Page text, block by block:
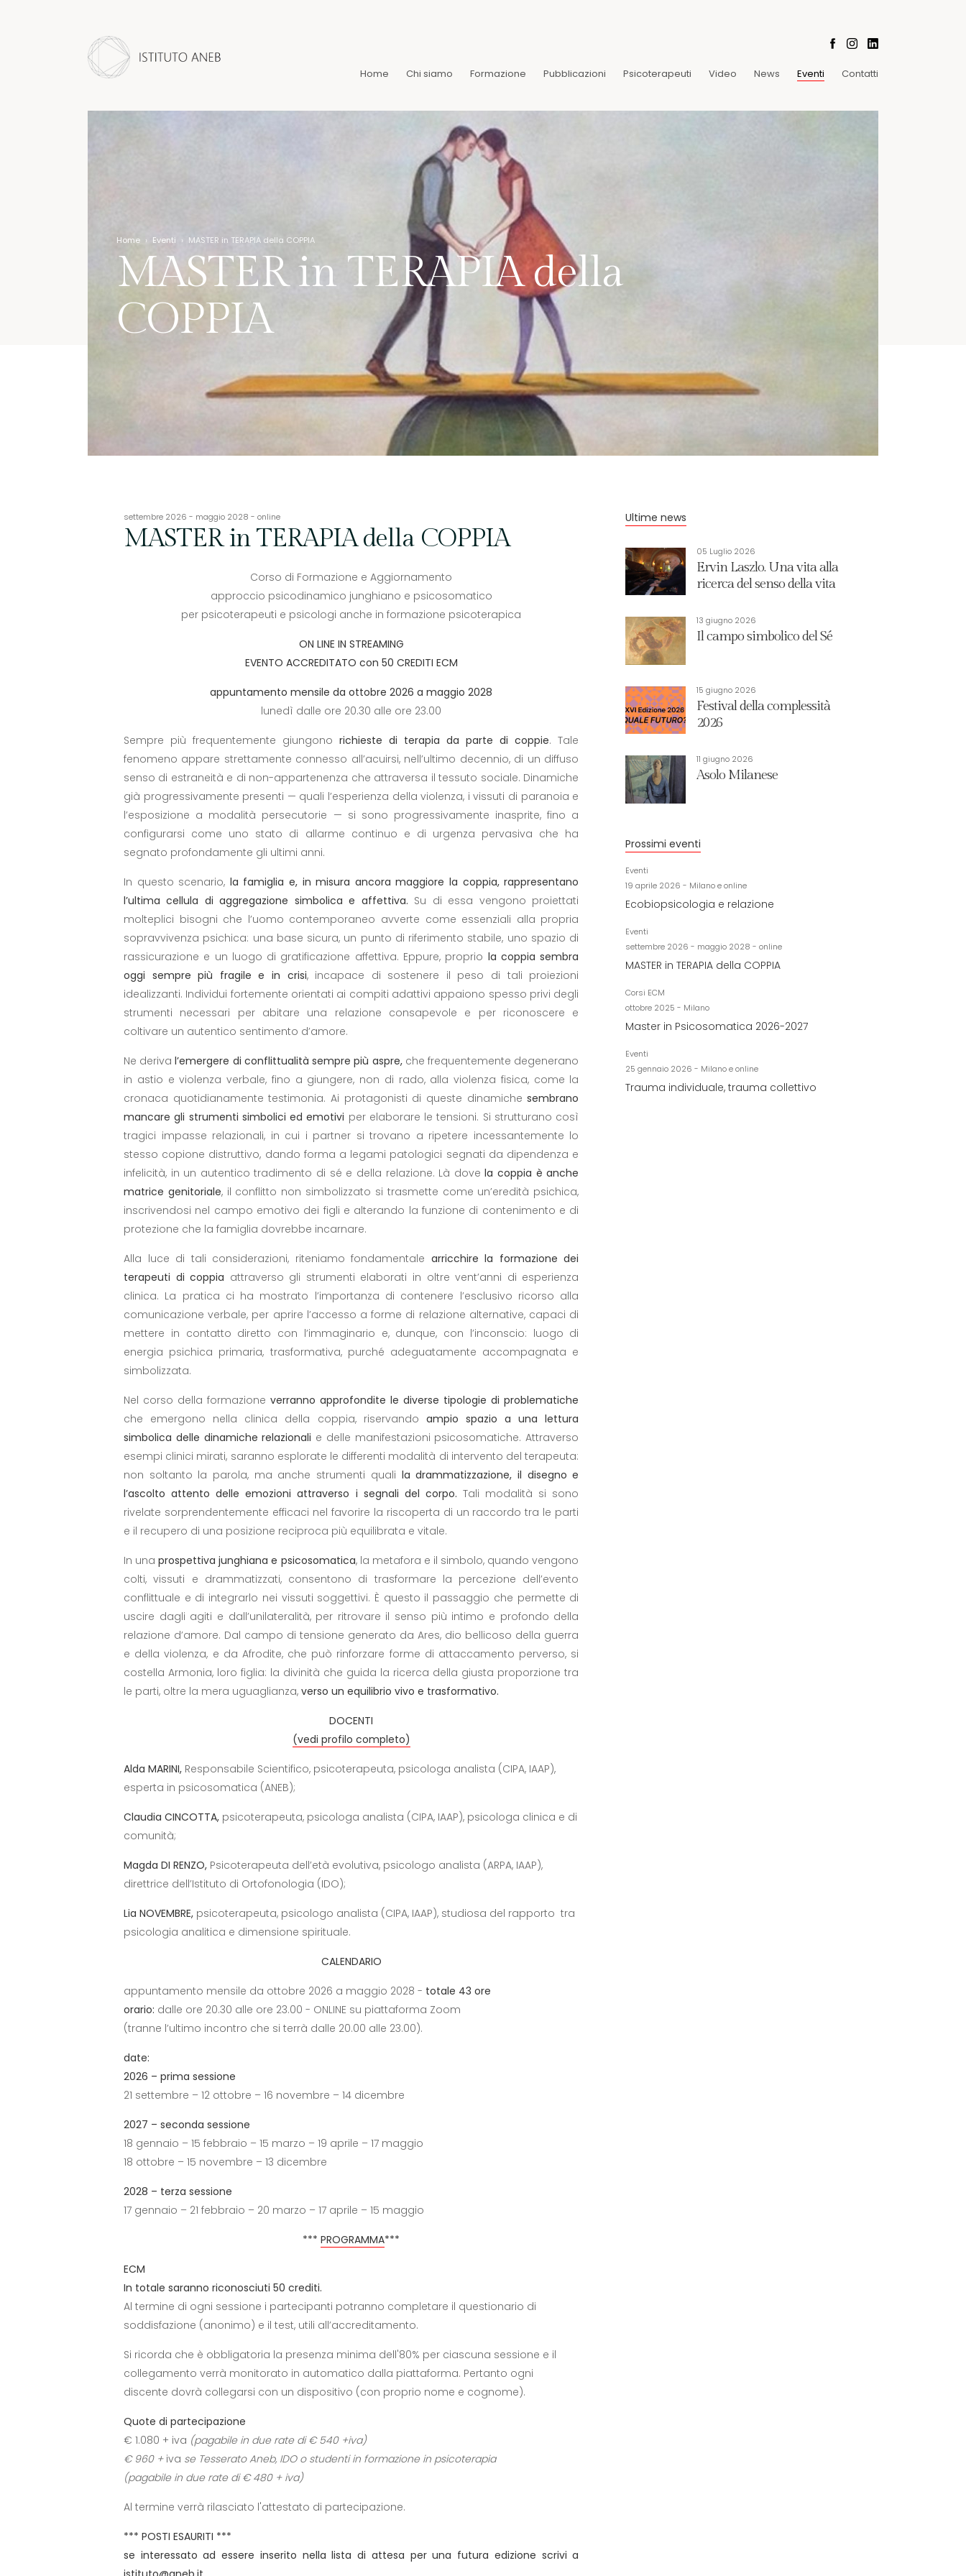
Home Chi siamo Formazione Pubblicazioni Psicoterapeuti Video News Eventi Contatti
Home › Eventi › MASTER in TERAPIA della COPPIA
MASTER in TERAPIA della
COPPIA
settembre 2026 - maggio 2028 - online
MASTER in TERAPIA della COPPIA
Corso di Formazione e Aggiornamento
approccio psicodinamico junghiano e psicosomatico
per psicoterapeuti e psicologi anche in formazione psicoterapica
ON LINE IN STREAMING
EVENTO ACCREDITATO con 50 CREDITI ECM
appuntamento mensile da ottobre 2026 a maggio 2028
lunedì dalle ore 20.30 alle ore 23.00
Sempre più frequentemente giungonorichieste di terapia da parte di coppie. Tale
fenomeno appare strettamente connesso all’acuirsi, nell’ultimo decennio, di un diffuso
senso di estraneità e di non-appartenenza che attraversa il tessuto sociale. Dinamiche
già progressivamente presenti — quali l’esperienza della violenza, i vissuti di paranoia e
l’esposizione a modalità persecutorie — si sono progressivamente inasprite, fino a
configurarsi come uno stato di allarme continuo e di urgenza pervasiva che ha
segnato profondamente gli ultimi anni.
In questo scenario, la famiglia e, in misura ancora maggiore la coppia, rappresentano
l’ultima cellula di aggregazione simbolica e affettiva. Su di essa vengono proiettati
molteplici bisogni che l’uomo contemporaneo avverte come essenziali alla propria
sopravvivenza psichica: una base sicura, un punto di riferimento stabile, uno spazio di
rassicurazione e un luogo di gratificazione affettiva. Eppure, proprio la coppia sembra
oggi sempre più fragile e in crisi, incapace di sostenere il peso di tali proiezioni
idealizzanti. Individui fortemente orientati ai compiti adattivi appaiono spesso privi degli
strumenti necessari per abitare una relazione consapevole e per riconoscere e
coltivare un autentico sentimento d’amore.
Ne derival’emergere di conflittualità sempre più aspre,che frequentemente degenerano
in astio e violenza verbale, fino a giungere, non di rado, alla violenza fisica, come la
cronaca quotidianamente testimonia. Ai protagonisti di queste dinamichesembrano
mancare gli strumenti simbolici ed emotivi per elaborare le tensioni. Si strutturano così
tragici impasse relazionali, in cui i partner si trovano a ripetere incessantemente lo
stesso copione distruttivo, dando forma a legami patologici segnati da dipendenza e
infelicità, in un autentico tradimento di sé e della relazione. Là dovela coppia è anche
matrice genitoriale, il conflitto non simbolizzato si trasmette come un’eredità psichica,
inscrivendosi nel campo emotivo dei figli e alterando la funzione di contenimento e di
protezione che la famiglia dovrebbe incarnare.
Alla luce di tali considerazioni, riteniamo fondamentale arricchire la formazione dei
terapeuti di coppia attraverso gli strumenti elaborati in oltre vent’anni di esperienza
clinica. La pratica ci ha mostrato l’importanza di contenere l’esclusivo ricorso alla
comunicazione verbale, per aprire l’accesso a forme di relazione alternative, capaci di
mettere in contatto diretto con l’immaginario e, dunque, con l’inconscio: luogo di
energia psichica primaria, trasformativa, purché adeguatamente accompagnata e
simbolizzata.
Nel corso della formazioneverranno approfondite le diverse tipologie di problematiche
che emergono nella clinica della coppia, riservando ampio spazio a una lettura
simbolica delle dinamiche relazionali e delle manifestazioni psicosomatiche. Attraverso
esempi clinici mirati, saranno esplorate le differenti modalità di intervento del terapeuta:
non soltanto la parola, ma anche strumenti quali la drammatizzazione, il disegno e
l’ascolto attento delle emozioni attraverso i segnali del corpo. Tali modalità si sono
rivelate sorprendentemente efficaci nel favorire la riscoperta di un raccordo tra le parti
e il recupero di una posizione reciproca più equilibrata e vitale.
In unaprospettiva junghiana e psicosomatica, la metafora e il simbolo, quando vengono
colti, vissuti e drammatizzati, consentono di trasformare la percezione dell’evento
conflittuale e di integrarlo nei vissuti soggettivi. È questo il passaggio che permette di
uscire dagli agiti e dall’unilateralità, per ritrovare il senso più intimo e profondo della
relazione d’amore. Dal campo di tensione generato da Ares, dio bellicoso della guerra
e della violenza, e da Afrodite, che può rinforzare forme di attaccamento perverso, si
costella Armonia, loro figlia: la divinità che guida la ricerca della giusta proporzione tra
le parti, oltre la mera uguaglianza, verso un equilibrio vivo e trasformativo.
DOCENTI
(vedi profilo completo)
Alda MARINI, Responsabile Scientifico, psicoterapeuta, psicologa analista (CIPA, IAAP),
esperta in psicosomatica (ANEB);
Claudia CINCOTTA, psicoterapeuta, psicologa analista (CIPA, IAAP), psicologa clinica e di
comunità;
Magda DI RENZO, Psicoterapeuta dell’età evolutiva, psicologo analista (ARPA, IAAP),
direttrice dell’Istituto di Ortofonologia (IDO);
Lia NOVEMBRE, psicoterapeuta, psicologo analista (CIPA, IAAP), studiosa del rapporto tra
psicologia analitica e dimensione spirituale.
CALENDARIO
appuntamento mensile da ottobre 2026 a maggio 2028 - totale 43 ore
orario: dalle ore 20.30 alle ore 23.00 - ONLINE su piattaforma Zoom
(tranne l’ultimo incontro che si terrà dalle 20.00 alle 23.00).
date:
2026 – prima sessione
21 settembre – 12 ottobre – 16 novembre – 14 dicembre
2027 – seconda sessione
18 gennaio – 15 febbraio – 15 marzo – 19 aprile – 17 maggio
18 ottobre – 15 novembre – 13 dicembre
2028 – terza sessione
17 gennaio – 21 febbraio – 20 marzo – 17 aprile – 15 maggio
***PROGRAMMA***
ECM
In totale saranno riconosciuti 50 crediti.
Al termine di ogni sessione i partecipanti potranno completare il questionario di
soddisfazione (anonimo) e il test, utili all’accreditamento.
Si ricorda che è obbligatoria la presenza minima dell'80% per ciascuna sessione e il
collegamento verrà monitorato in automatico dalla piattaforma. Pertanto ogni
discente dovrà collegarsi con un dispositivo (con proprio nome e cognome).
Quote di partecipazione
€ 1.080 + iva (pagabile in due rate di € 540 +iva)
€ 960 + iva se Tesserato Aneb, IDO o studenti in formazione in psicoterapia
(pagabile in due rate di € 480 + iva)
Al termine verrà rilasciato l'attestato di partecipazione.
*** POSTI ESAURITI ***
se interessato ad essere inserito nella lista di attesa per una futura edizione scrivi a
Ultime news
05 Luglio 2026
Ervin Laszlo. Una vita alla
ricerca del senso della vita
13 giugno 2026
Il campo simbolico del Sé
15 giugno 2026
Festival della complessità
2026
11 giugno 2026
Asolo Milanese
Prossimi eventi
Eventi
19 aprile 2026 - Milano e online
Ecobiopsicologia e relazione
Eventi
settembre 2026 - maggio 2028 - online
MASTER in TERAPIA della COPPIA
Corsi ECM
ottobre 2025 - Milano
Master in Psicosomatica 2026-2027
Eventi
25 gennaio 2026 - Milano e online
Trauma individuale, trauma collettivo